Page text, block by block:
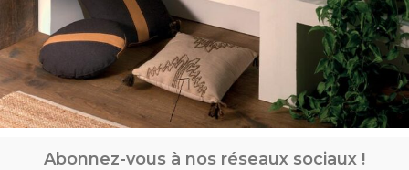
Abonnez-vous à nos réseaux sociaux !